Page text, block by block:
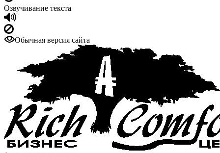
Озвучивание текста
Обычная версия сайта